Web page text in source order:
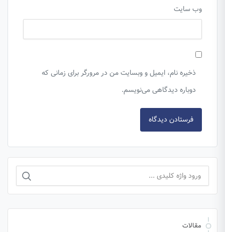
وب‌ سایت
ذخیره نام، ایمیل و وبسایت من در مرورگر برای زمانی که
دوباره دیدگاهی می‌نویسم.
جستجو
مقالات